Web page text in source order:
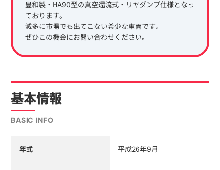
豊和製・HA90型の真空還流式・リヤダンプ仕様となっ
ております。
滅多に市場でも出てこない希少な車両です。
ぜひこの機会にお問い合わせください。
基本情報
BASIC INFO
年式 平成26年9月